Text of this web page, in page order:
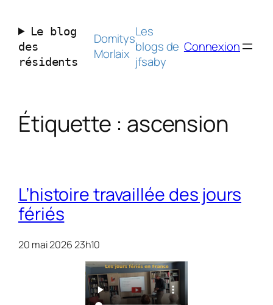
contenuLe blog
des
résidents
Domitys
Morlaix
Les
blogs de
jfsaby
Connexion
Étiquette : ascension
L’histoire travaillée des jours
fériés
20 mai 2026 23h10